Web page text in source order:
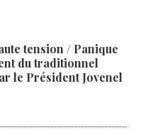
tension / Panique
du traditionnel
le Président Jovenel